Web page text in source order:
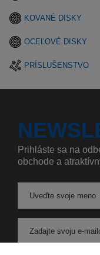
KOVANÉ DISKY
OCEĽOVÉ DISKY
PRÍSLUŠENSTVO
Prihláste sa na
obchode a
Uveďte svoje meno
Zadajte svoju e-